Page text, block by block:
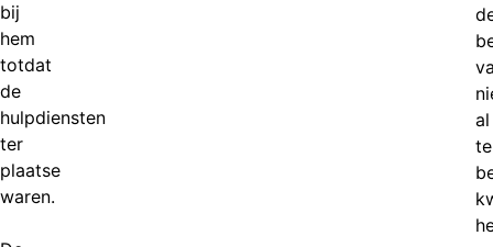
bij
hem
totdat
de
hulpdiensten
ter
plaatse
waren.
al
te